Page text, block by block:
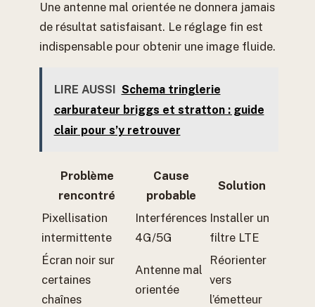
Une antenne mal orientée ne donnera jamais
de résultat satisfaisant. Le réglage fin est
indispensable pour obtenir une image fluide.
LIRE AUSSI Schema tringlerie
carburateur briggs et stratton : guide
clair pour s’y retrouver
Problème
rencontré
Cause
probable
Solution
Pixellisation
intermittente
Interférences
4G/5G
Installer un
filtre LTE
Écran noir sur
certaines
chaînes
Antenne mal
orientée
Réorienter
vers
l’émetteur